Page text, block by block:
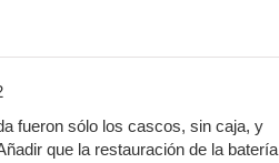
fueron sólo los cascos, sin caja, y
que la restauración de la batería